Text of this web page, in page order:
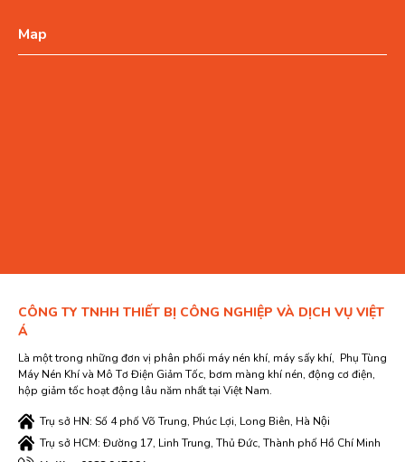
Map
CÔNG TY TNHH THIẾT BỊ CÔNG NGHIỆP VÀ DỊCH VỤ VIỆT
Á
Là một trong những đơn vị phân phối máy nén khí, máy sấy khí, Phụ Tùng
Máy Nén Khí và Mô Tơ Điện Giảm Tốc, bơm màng khí nén, động cơ điện,
hộp giảm tốc hoạt động lâu năm nhất tại Việt Nam.
Trụ sở HN: Số 4 phố Võ Trung, Phúc Lợi, Long Biên, Hà Nội
Trụ sở HCM: Đường 17, Linh Trung, Thủ Đức, Thành phố Hồ Chí Minh